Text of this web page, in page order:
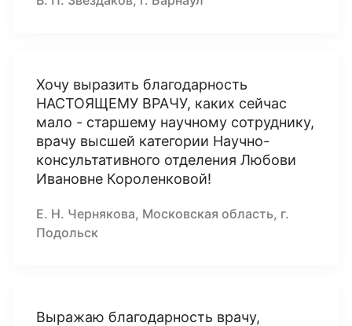
Хочу выразить благодарность
НАСТОЯЩЕМУ ВРАЧУ, каких сейчас
мало - старшему научному сотруднику,
врачу высшей категории Научно-
консультативного отделения Любови
Ивановне Короленковой!
Е. Н. Чернякова, Московская область, г.
Подольск
Выражаю благодарность врачу,